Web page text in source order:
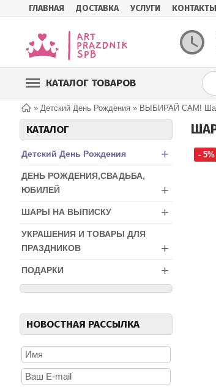
ГЛАВНАЯ ДОСТАВКА УСЛУГИ КОНТАКТЫ
КАТАЛОГ ТОВАРОВ
» Детский День Рождения » ВЫБИРАЙ САМ!
КАТАЛОГ
Детский День Рождения +
ДЕНЬ РОЖДЕНИЯ,СВАДЬБА,
ЮБИЛЕЙ
+
ШАРЫ НА ВЫПИСКУ +
УКРАШЕНИЯ И ТОВАРЫ ДЛЯ
ПРАЗДНИКОВ
+
ПОДАРКИ +
НОВОСТНАЯ РАССЫЛКА
- 5%